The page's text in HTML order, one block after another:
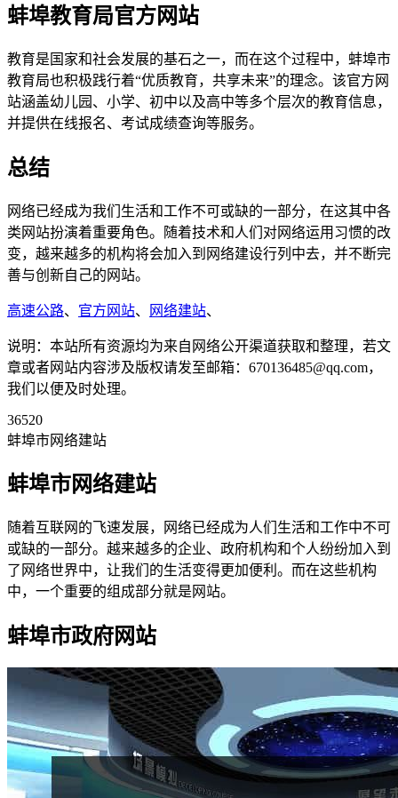
蚌埠教育局官方网站
教育是国家和社会发展的基石之一，而在这个过程中，蚌埠市
教育局也积极践行着“优质教育，共享未来”的理念。该官方网
站涵盖幼儿园、小学、初中以及高中等多个层次的教育信息，
并提供在线报名、考试成绩查询等服务。
总结
网络已经成为我们生活和工作不可或缺的一部分，在这其中各
类网站扮演着重要角色。随着技术和人们对网络运用习惯的改
变，越来越多的机构将会加入到网络建设行列中去，并不断完
善与创新自己的网站。
高速公路、 官方网站、 网络建站、
说明：本站所有资源均为来自网络公开渠道获取和整理，若文
章或者网站内容涉及版权请发至邮箱：670136485@qq.com，
我们以便及时处理。
36520
蚌埠市网络建站
蚌埠市网络建站
随着互联网的飞速发展，网络已经成为人们生活和工作中不可
或缺的一部分。越来越多的企业、政府机构和个人纷纷加入到
了网络世界中，让我们的生活变得更加便利。而在这些机构
中，一个重要的组成部分就是网站。
蚌埠市政府网站